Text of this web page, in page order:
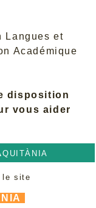
le site
Langues et
Académique
disposition
vous aider